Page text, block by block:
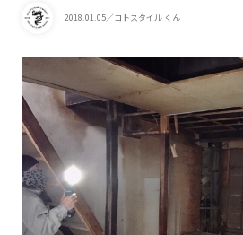
2018.01.05／コトスタイル くん